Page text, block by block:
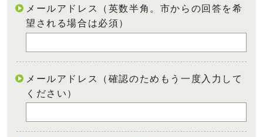
メールアドレス（英数半角。市からの回答を希
望される場合は必須）
メールアドレス（確認のためもう一度入力して
ください）